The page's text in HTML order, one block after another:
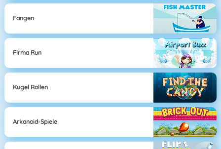
Fangen
Firma Run
Kugel Rollen
Arkanoid-Spiele